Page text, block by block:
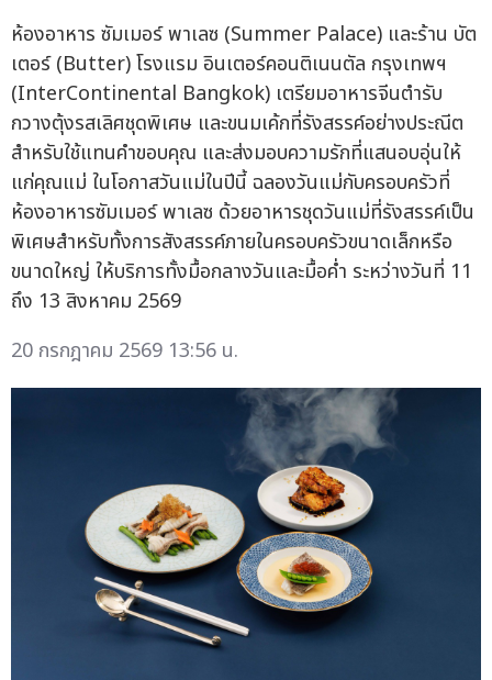
ห้องอาหาร ซัมเมอร์ พาเลซ (Summer Palace) และร้าน บัต
เตอร์ (Butter) โรงแรม อินเตอร์คอนติเนนตัล กรุงเทพฯ
(InterContinental Bangkok) เตรียมอาหารจีนตำรับ
กวางตุ้งรสเลิศชุดพิเศษ และขนมเค้กที่รังสรรค์อย่างประณีต
สำหรับใช้แทนคำขอบคุณ และส่งมอบความรักที่แสนอบอุ่นให้
แก่คุณแม่ ในโอกาสวันแม่ในปีนี้ ฉลองวันแม่กับครอบครัวที่
ห้องอาหารซัมเมอร์ พาเลซ ด้วยอาหารชุดวันแม่ที่รังสรรค์เป็น
พิเศษสำหรับทั้งการสังสรรค์ภายในครอบครัวขนาดเล็กหรือ
ขนาดใหญ่ ให้บริการทั้งมื้อกลางวันและมื้อค่ำ ระหว่างวันที่ 11
ถึง 13 สิงหาคม 2569
20 กรกฎาคม 2569 13:56 น.